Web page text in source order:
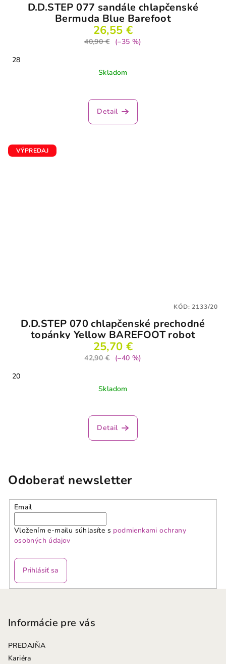
D.D.STEP 077 sandále chlapčenské
Bermuda Blue Barefoot
26,55 €
40,90 €
(–35 %)
28
Skladom
Detail
VÝPREDAJ
D.D.STEP 070 chlapčenské prechodné
topánky Yellow BAREFOOT robot
25,70 €
42,90 €
(–40 %)
20
Skladom
hodnotenie
produktu
hviezdičiek.
Detail
KÓD:2133/20
Odoberať newsletter
Email
Vložením e-mailu súhlasíte s podmienkami ochrany
osobných údajov
Prihlásiť sa
Informácie pre vás
PREDAJŇA
Kariéra